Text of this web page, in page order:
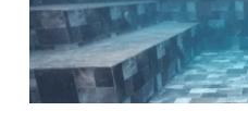
piscine
enterrée
?